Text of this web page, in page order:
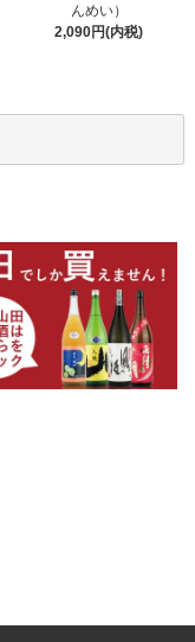
んめい）
2,090円(内税)